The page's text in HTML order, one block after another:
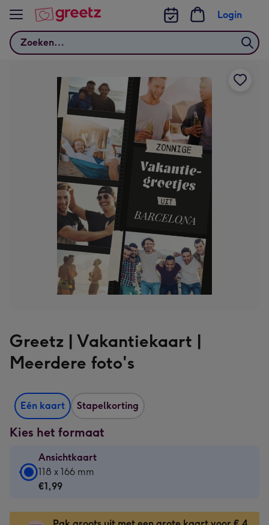
Bekijk meer
Zoeken
Login
Greetz | Vakantiekaart |
Meerdere foto's
Eén kaart Stapelkorting
Kies het formaat
Ansichtkaart
Ansichtkaart
-
-
118 x 166 mm
€1,99